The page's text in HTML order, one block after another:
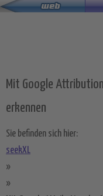
Zum
Mit Google
erkennen
Sie befinden sich hier:
seekXL
»
»